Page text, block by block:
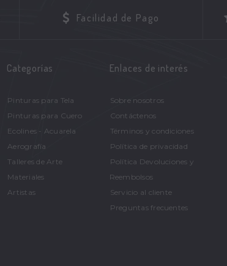
Facilidad de Pago
Categorías
Pinturas para Tela
Pinturas para Cuero
Ecolines - Acuarela
Aerografía
Talleres de Arte
Materiales
Artistas
Enlaces de interés
Sobre nosotros
Contáctenos
Términos y condiciones
Política de privacidad
Política Devoluciones y
Reembolsos
Servicio al cliente
Preguntas frecuentes